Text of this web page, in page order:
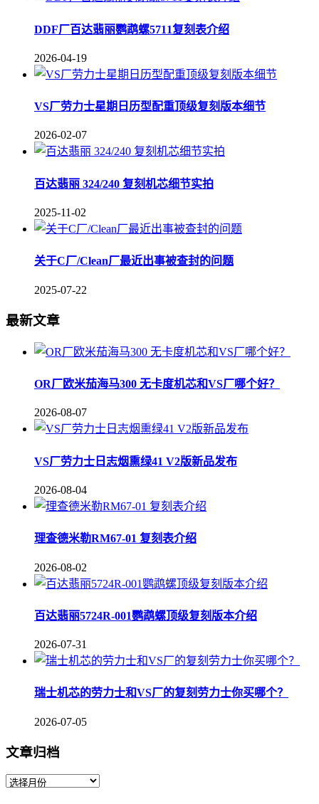
DDF厂百达翡丽鹦鹉螺5711复刻表介绍
2026-04-19
VS厂劳力士星期日历型配重顶级复刻版本细节
2026-02-07
百达翡丽 324/240 复刻机芯细节实拍
2025-11-02
关于C厂/Clean厂最近出事被查封的问题
2025-07-22
最新文章
OR厂欧米茄海马300 无卡度机芯和VS厂哪个好？
2026-08-07
VS厂劳力士日志烟熏绿41 V2版新品发布
2026-08-04
理查德米勒RM67-01 复刻表介绍
2026-08-02
百达翡丽5724R-001鹦鹉螺顶级复刻版本介绍
2026-07-31
瑞士机芯的劳力士和VS厂的复刻劳力士你买哪个？
2026-07-05
文章归档